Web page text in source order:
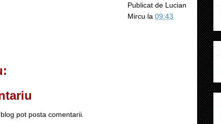
Publicat de Lucian
Mircu la 09:43
pot posta comentarii.